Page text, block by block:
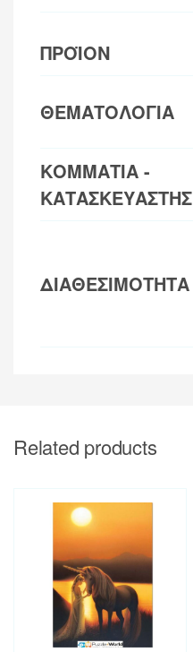
ΠΡΟΪΟΝ
ΘΕΜΑΤΟΛΟΓΙΑ
ΚΟΜΜΑΤΙΑ -
ΚΑΤΑΣΚΕΥΑΣΤΗΣ
ΔΙΑΘΕΣΙΜΟΤΗΤΑ
Related products